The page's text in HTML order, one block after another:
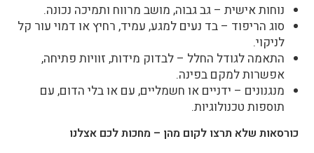
נוחות אישית – גב גבוה, מושב מרווח ותמיכה נכונה.
סוג הריפוד – בד נעים למגע, עמיד, רחיץ או דמוי עור קל
לניקוי.
התאמה לגודל החלל – לבדוק מידות, זוויות פתיחה,
אפשרות למקם בפינה.
מנגנונים – ידניים או חשמליים, עם או בלי הדום, עם
תוספות טכנולוגיות.
כורסאות שלא תרצו לקום מהן – מחכות לכם אצלנו